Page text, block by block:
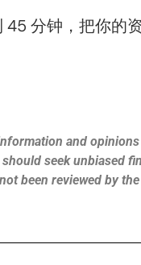
分钟，把你的
and
should seek unbiased
been reviewed by